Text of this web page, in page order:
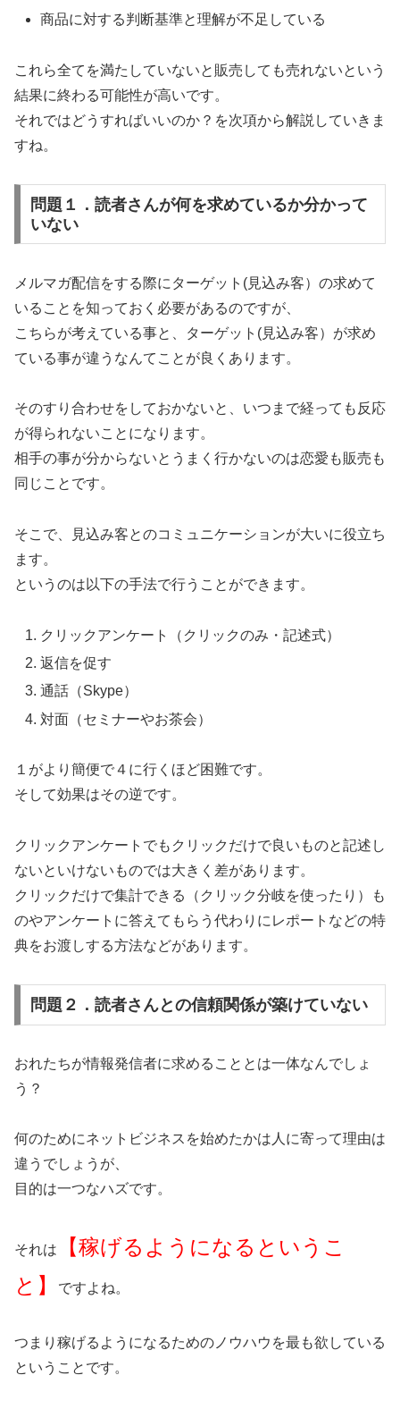
商品に対する判断基準と理解が不足している
これら全てを満たしていないと販売しても売れないという
結果に終わる可能性が高いです。
それではどうすればいいのか？を次項から解説していきま
すね。
問題１．読者さんが何を求めているか分かって
いない
メルマガ配信をする際にターゲット(見込み客）の求めて
いることを知っておく必要があるのですが、
こちらが考えている事と、ターゲット(見込み客）が求め
ている事が違うなんてことが良くあります。
そのすり合わせをしておかないと、いつまで経っても反応
が得られないことになります。
相手の事が分からないとうまく行かないのは恋愛も販売も
同じことです。
そこで、見込み客とのコミュニケーションが大いに役立ち
ます。
というのは以下の手法で行うことができます。
クリックアンケート（クリックのみ・記述式）
返信を促す
通話（Skype）
対面（セミナーやお茶会）
１がより簡便で４に行くほど困難です。
そして効果はその逆です。
クリックアンケートでもクリックだけで良いものと記述し
ないといけないものでは大きく差があります。
クリックだけで集計できる（クリック分岐を使ったり）も
のやアンケートに答えてもらう代わりにレポートなどの特
典をお渡しする方法などがあります。
問題２．読者さんとの信頼関係が築けていない
おれたちが情報発信者に求めることとは一体なんでしょ
う？
何のためにネットビジネスを始めたかは人に寄って理由は
違うでしょうが、
目的は一つなハズです。
それは
【稼げるようになるというこ
と】
ですよね。
つまり稼げるようになるためのノウハウを最も欲している
ということです。